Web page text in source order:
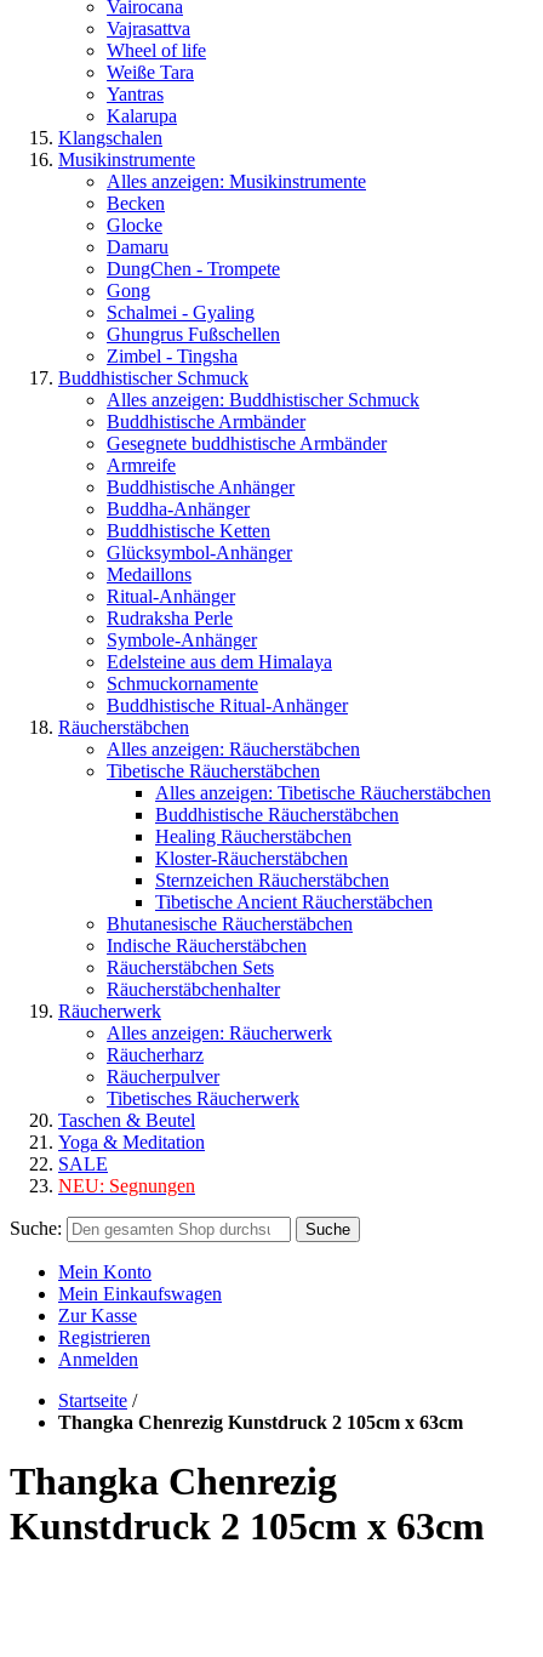
Vairocana
Vajrasattva
Wheel of life
Weiße Tara
Yantras
Kalarupa
Klangschalen
Musikinstrumente
Alles anzeigen: Musikinstrumente
Becken
Glocke
Damaru
DungChen - Trompete
Gong
Schalmei - Gyaling
Ghungrus Fußschellen
Zimbel - Tingsha
Buddhistischer Schmuck
Alles anzeigen: Buddhistischer Schmuck
Buddhistische Armbänder
Gesegnete buddhistische Armbänder
Armreife
Buddhistische Anhänger
Buddha-Anhänger
Buddhistische Ketten
Glücksymbol-Anhänger
Medaillons
Ritual-Anhänger
Rudraksha Perle
Symbole-Anhänger
Edelsteine aus dem Himalaya
Schmuckornamente
Buddhistische Ritual-Anhänger
Räucherstäbchen
Alles anzeigen: Räucherstäbchen
Tibetische Räucherstäbchen
Alles anzeigen: Tibetische Räucherstäbchen
Buddhistische Räucherstäbchen
Healing Räucherstäbchen
Kloster-Räucherstäbchen
Sternzeichen Räucherstäbchen
Tibetische Ancient Räucherstäbchen
Bhutanesische Räucherstäbchen
Indische Räucherstäbchen
Räucherstäbchen Sets
Räucherstäbchenhalter
Räucherwerk
Alles anzeigen: Räucherwerk
Räucherharz
Räucherpulver
Tibetisches Räucherwerk
Taschen & Beutel
Yoga & Meditation
SALE
NEU: Segnungen
Suche: Suche
Mein Konto
Mein Einkaufswagen
Zur Kasse
Registrieren
Anmelden
Startseite /
Thangka Chenrezig Kunstdruck 2 105cm x 63cm
Thangka Chenrezig
Kunstdruck 2 105cm x 63cm